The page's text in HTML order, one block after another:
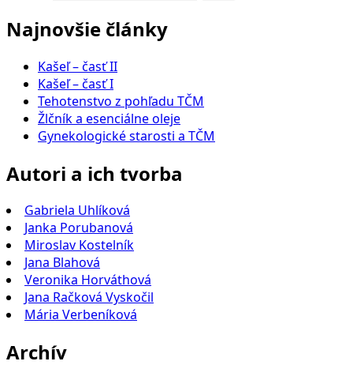
Najnovšie články
Kašeľ – časť II
Kašeľ – časť I
Tehotenstvo z pohľadu TČM
Žlčník a esenciálne oleje
Gynekologické starosti a TČM
Autori a ich tvorba
Gabriela Uhlíková
Janka Porubanová
Miroslav Kostelník
Jana Blahová
Veronika Horváthová
Jana Račková Vyskočil
Mária Verbeníková
Archív